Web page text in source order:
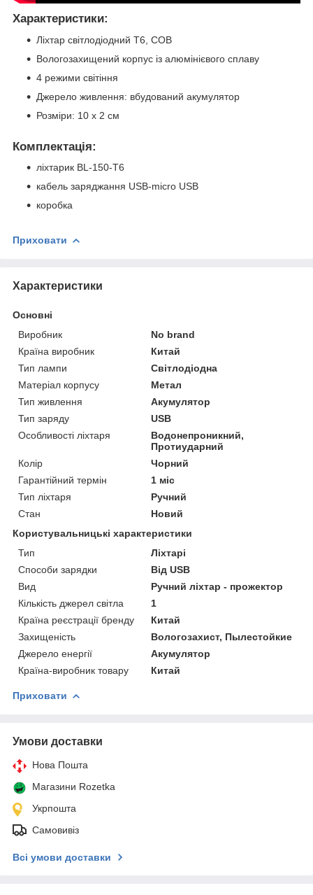
Характеристики:
Ліхтар світлодіодний Т6, СОВ
Вологозахищений корпус із алюмінієвого сплаву
4 режими світіння
Джерело живлення: вбудований акумулятор
Розміри: 10 х 2 см
Комплектація:
ліхтарик BL-150-T6
кабель заряджання USB-micro USB
коробка
Приховати
Характеристики
Основні
Виробник
No brand
Країна виробник
Китай
Тип лампи
Світлодіодна
Матеріал корпусу
Метал
Тип живлення
Акумулятор
Тип заряду
USB
Особливості ліхтаря
Водонепроникний,
Протиударний
Колір
Чорний
Гарантійний термін
1 міс
Тип ліхтаря
Ручний
Стан
Новий
Користувальницькі характеристики
Тип
Ліхтарі
Способи зарядки
Від USB
Вид
Ручний ліхтар - прожектор
Кількість джерел світла
1
Країна реєстрації бренду
Китай
Захищеність
Вологозахист, Пылестойкие
Джерело енергії
Акумулятор
Країна-виробник товару
Китай
Приховати
Умови доставки
Нова Пошта
Магазини Rozetka
Укрпошта
Самовивіз
Всі умови доставки